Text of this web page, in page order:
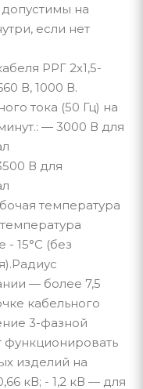
допустимы на
если нет
РРГ 2х1,5-
В, 1000 В.
тока (50 Гц) на
— 3000 В для
В для
температура
15°С (без
— более 7,5
кабельного
3-фазной
функционировать
изделий на
кВ; - 1,2 кВ — для